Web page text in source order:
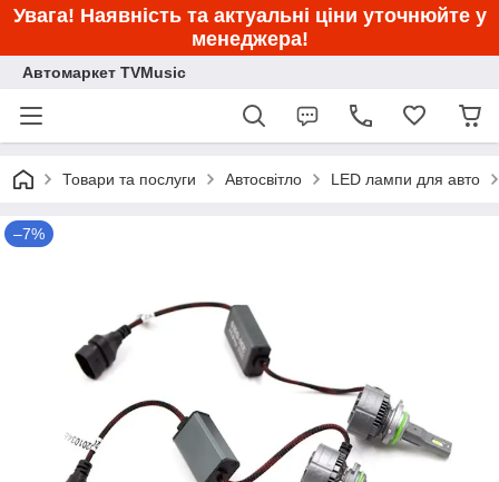
Увага! Наявність та актуальні ціни уточнюйте у
менеджера!
Автомаркет TVMusic
Товари та послуги Автосвітло LED лампи для авто
–7%